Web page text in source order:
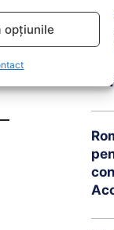
opțiunile